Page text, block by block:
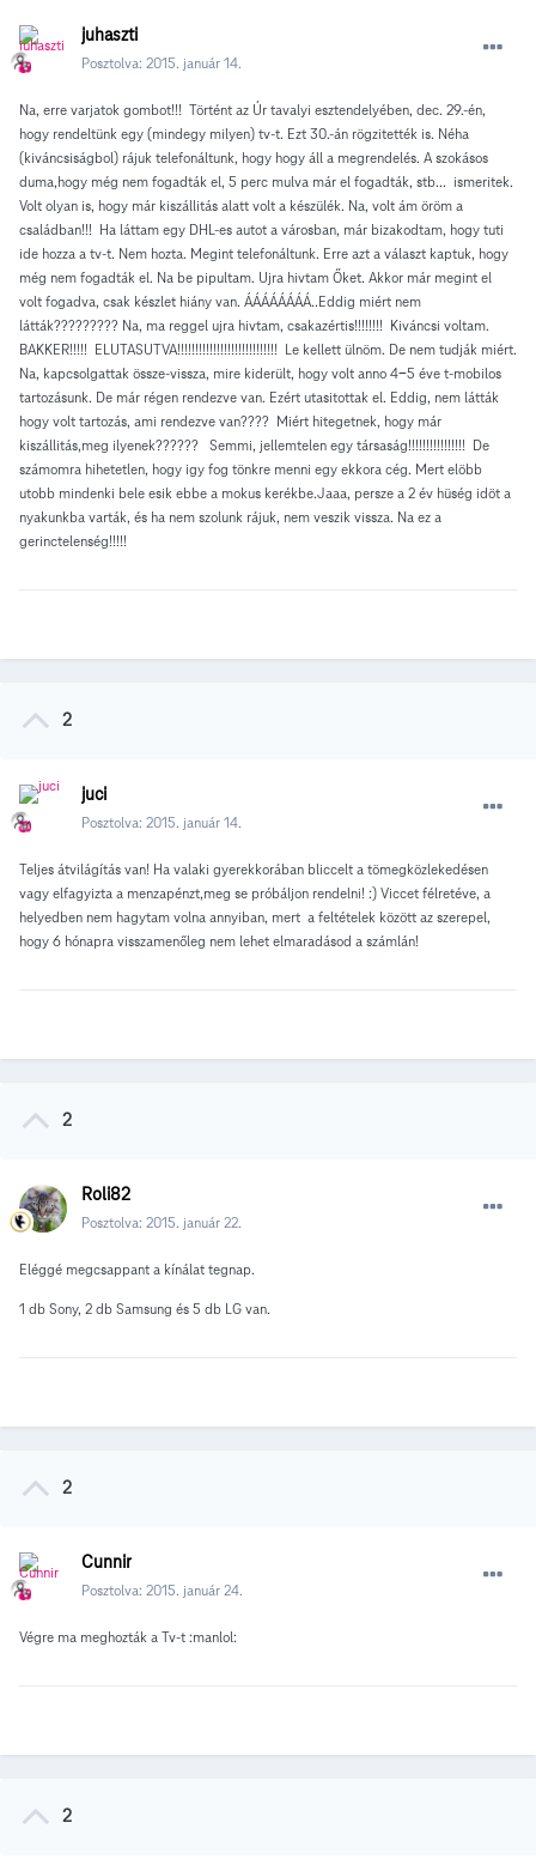
juhaszti
Posztolva: 2015. január 14.
Na, erre varjatok gombot!!! Történt az Úr tavalyi esztendelyében, dec. 29.-én,
hogy rendeltünk egy (mindegy milyen) tv-t. Ezt 30.-án rögzitették is. Néha
(kiváncsiságbol) rájuk telefonáltunk, hogy hogy áll a megrendelés. A szokásos
duma,hogy még nem fogadták el, 5 perc mulva már el fogadták, stb... ismeritek.
Volt olyan is, hogy már kiszállitás alatt volt a készülék. Na, volt ám öröm a
családban!!! Ha láttam egy DHL-es autot a városban, már bizakodtam, hogy tuti
ide hozza a tv-t. Nem hozta. Megint telefonáltunk. Erre azt a választ kaptuk, hogy
még nem fogadták el. Na be pipultam. Ujra hivtam Őket. Akkor már megint el
volt fogadva, csak készlet hiány van. ÁÁÁÁÁÁÁÁ..Eddig miért nem
látták????????? Na, ma reggel ujra hivtam, csakazértis!!!!!!!! Kiváncsi voltam.
BAKKER!!!!! ELUTASUTVA!!!!!!!!!!!!!!!!!!!!!!!!!!!! Le kellett ülnöm. De nem tudják miért.
Na, kapcsolgattak össze-vissza, mire kiderült, hogy volt anno 4-5 éve t-mobilos
tartozásunk. De már régen rendezve van. Ezért utasitottak el. Eddig, nem látták
hogy volt tartozás, ami rendezve van???? Miért hitegetnek, hogy már
kiszállitás,meg ilyenek?????? Semmi, jellemtelen egy társaság!!!!!!!!!!!!!!!! De
számomra hihetetlen, hogy igy fog tönkre menni egy ekkora cég. Mert elöbb
utobb mindenki bele esik ebbe a mokus kerékbe.Jaaa, persze a 2 év hüség idöt a
nyakunkba varták, és ha nem szolunk rájuk, nem veszik vissza. Na ez a
gerinctelenség!!!!!
2
juci
Posztolva: 2015. január 14.
Teljes átvilágítás van! Ha valaki gyerekkorában bliccelt a tömegközlekedésen
vagy elfagyizta a menzapénzt,meg se próbáljon rendelni! :) Viccet félretéve, a
helyedben nem hagytam volna annyiban, mert a feltételek között az szerepel,
hogy 6 hónapra visszamenőleg nem lehet elmaradásod a számlán!
2
Roli82
Posztolva: 2015. január 22.
Eléggé megcsappant a kínálat tegnap.
1 db Sony, 2 db Samsung és 5 db LG van.
2
Cunnir
Posztolva: 2015. január 24.
Végre ma meghozták a Tv-t :manlol:
2